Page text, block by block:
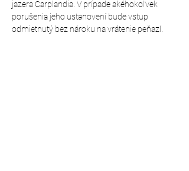
jazera Carplandia. V prípade akéhokoľvek
porušenia jeho ustanovení bude vstup
odmietnutý bez nároku na vrátenie peňazí.